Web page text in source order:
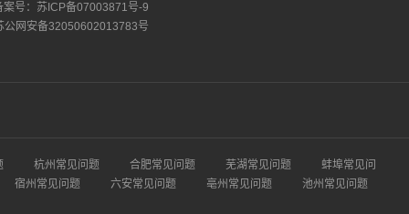
案号： 苏ICP备07003871号-9
公网安备32050602013783号
杭州常见问题 合肥常见问题 芜湖常见问题
蚌埠常见问
宿州常见问题
六安常见问题 亳州常见问题 池州常见问题